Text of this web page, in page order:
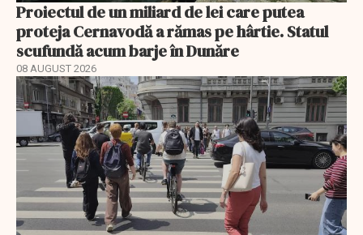
Proiectul de un miliard de lei care putea
proteja Cernavodă a rămas pe hârtie. Statul
scufundă acum barje în Dunăre
08 AUGUST 2026